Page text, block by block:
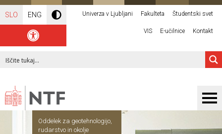
SLO ENG Univerza v Ljubljani Fakulteta Študentski svet
VIS E-učilnice Kontakt
Oddelek za geotehnologijo,
rudarstvo in okolje